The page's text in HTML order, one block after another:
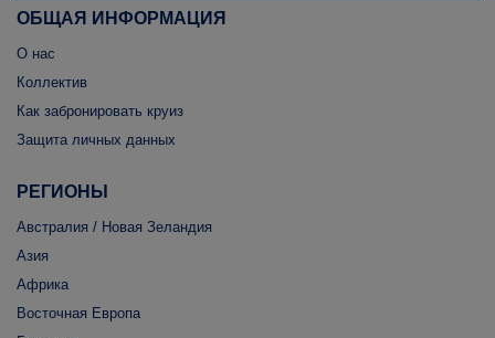
ОБЩАЯ ИНФОРМАЦИЯ
О нас
Коллектив
Как забронировать круиз
Защита личных данных
РЕГИОНЫ
Австралия / Новая Зеландия
Азия
Африка
Восточная Европа